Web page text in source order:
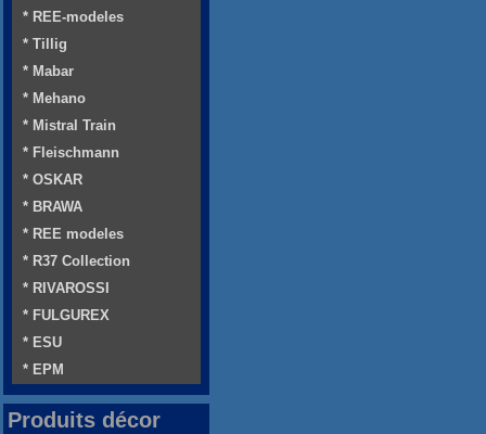
* REE-modeles
* Tillig
* Mabar
* Mehano
* Mistral Train
* Fleischmann
* OSKAR
* BRAWA
* REE modeles
* R37 Collection
* RIVAROSSI
* FULGUREX
* ESU
* EPM
Produits décor